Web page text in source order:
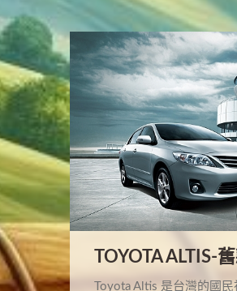
TOYOTA ALTIS-
Toyota Altis 是台灣的國